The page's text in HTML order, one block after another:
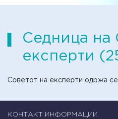
Седница на
експерти
Советот на експерти одржа
КОНТАКТ ИНФОРМАЦИИ